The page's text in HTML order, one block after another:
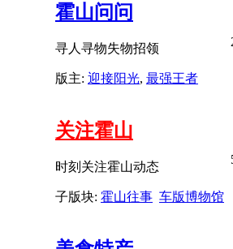
霍山问问
寻人寻物失物招领
版主: 迎接阳光, 最强王者
关注霍山
时刻关注霍山动态
子版块: 霍山往事 车版博物馆